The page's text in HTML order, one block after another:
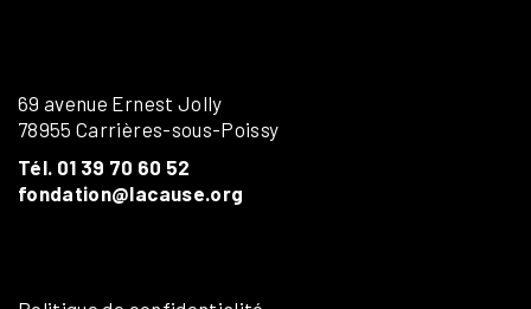
69 avenue Ernest Jolly
78955 Carrières-sous-Poissy
Tél. 01 39 70 60 52
fondation@lacause.org